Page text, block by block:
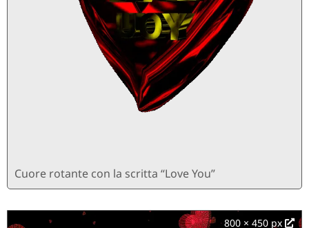
Cuore rotante con la scritta “Love You”
800 × 450 px